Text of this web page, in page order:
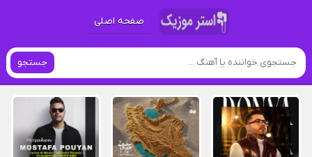
صفحه اصلی
جستجو